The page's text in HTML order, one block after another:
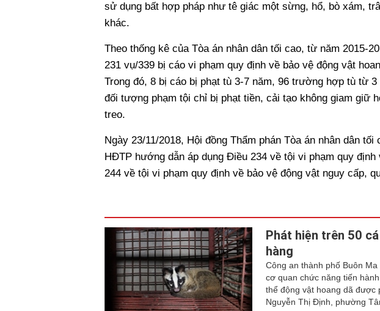
sử dụng bất hợp pháp như tê giác một sừng, hổ, bò xám,
khác.
Theo thống kê của Tòa án nhân dân tối cao, từ năm 2015-
231 vụ/339 bị cáo vi phạm quy định về bảo vệ động vật
Trong đó, 8 bị cáo bị phạt tù 3-7 năm, 96 trường hợp tù từ
đối tượng phạm tội chỉ bị phạt tiền, cải tạo không giam giữ
treo.
Ngày 23/11/2018, Hội đồng Thẩm phán Tòa án nhân dân
HĐTP hướng dẫn áp dụng Điều 234 về tội vi phạm quy
244 về tội vi phạm quy định về bảo vệ động vật nguy cấp,
Phát hiện trên 50
hàng
Công an thành phố Buôn
cơ quan chức năng tiến
thể động vật hoang dã được
Nguyễn Thị Định, phường